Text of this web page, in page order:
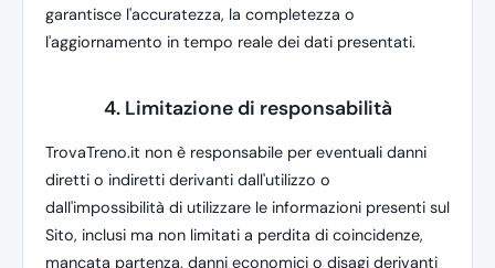
garantisce l'accuratezza, la completezza o
l'aggiornamento in tempo reale dei dati presentati.
4. Limitazione di responsabilità
TrovaTreno.it non è responsabile per eventuali danni
diretti o indiretti derivanti dall'utilizzo o
dall'impossibilità di utilizzare le informazioni presenti sul
Sito, inclusi ma non limitati a perdita di coincidenze,
mancata partenza, danni economici o disagi derivanti